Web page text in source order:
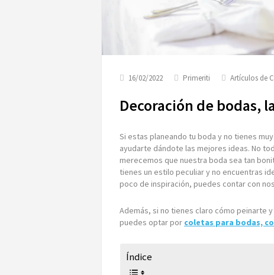
16/02/2022 Primeriti Artículos de
Decoración de bodas,
Si estas planeando tu boda y no tienes
ayudarte dándote las mejores ideas. No
merecemos que nuestra boda sea tan
tienes un estilo peculiar y no encuentras
poco de inspiración, puedes contar con
Además, si no tienes claro cómo peinarte
puedes optar por coletas para bodas,
Índice